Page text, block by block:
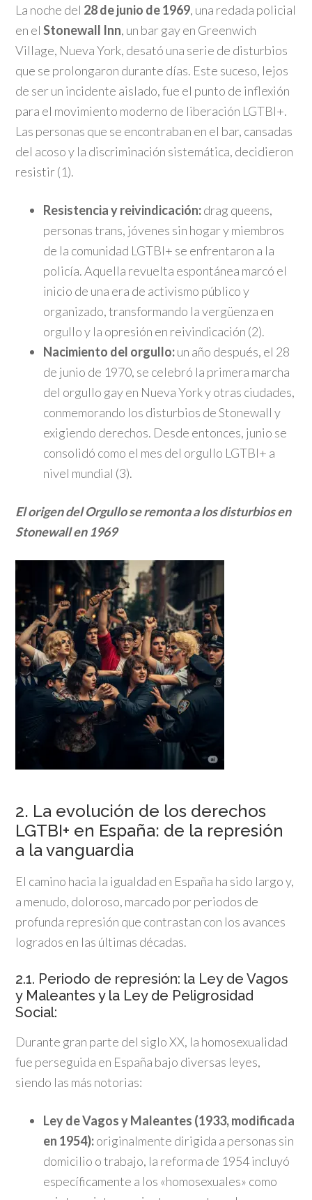
La noche del 28 de junio de 1969, una redada policial
en elStonewall Inn, un bar gay en Greenwich
Village, Nueva York, desató una serie de disturbios
que se prolongaron durante días. Este suceso, lejos
de ser un incidente aislado, fue el punto de inflexión
para el movimiento moderno de liberación LGTBI+.
Las personas que se encontraban en el bar, cansadas
del acoso y la discriminación sistemática, decidieron
resistir (1).
Resistencia y reivindicación:drag queens,
personas trans, jóvenes sin hogar y miembros
de la comunidad LGTBI+ se enfrentaron a la
policía. Aquella revuelta espontánea marcó el
inicio de una era de activismo público y
organizado, transformando la vergüenza en
orgullo y la opresión en reivindicación (2).
Nacimiento del orgullo:un año después, el 28
de junio de 1970, se celebró la primera marcha
del orgullo gay en Nueva York y otras ciudades,
conmemorando los disturbios de Stonewall y
exigiendo derechos. Desde entonces, junio se
consolidó como el mes del orgullo LGTBI+ a
nivel mundial (3).
El origen del Orgullo se remonta a los disturbios en
Stonewall en 1969
2. La evolución de los derechos
LGTBI+ en España: de la represión
a la vanguardia
El camino hacia la igualdad en España ha sido largo y,
a menudo, doloroso, marcado por periodos de
profunda represión que contrastan con los avances
logrados en las últimas décadas.
2.1. Periodo de represión: la Ley de Vagos
y Maleantes y la Ley de Peligrosidad
Social:
Durante gran parte del siglo XX, la homosexualidad
fue perseguida en España bajo diversas leyes,
siendo las más notorias:
Ley de Vagos y Maleantes (1933, modificada
en 1954):originalmente dirigida a personas sin
domicilio o trabajo, la reforma de 1954 incluyó
específicamente a los «homosexuales» como